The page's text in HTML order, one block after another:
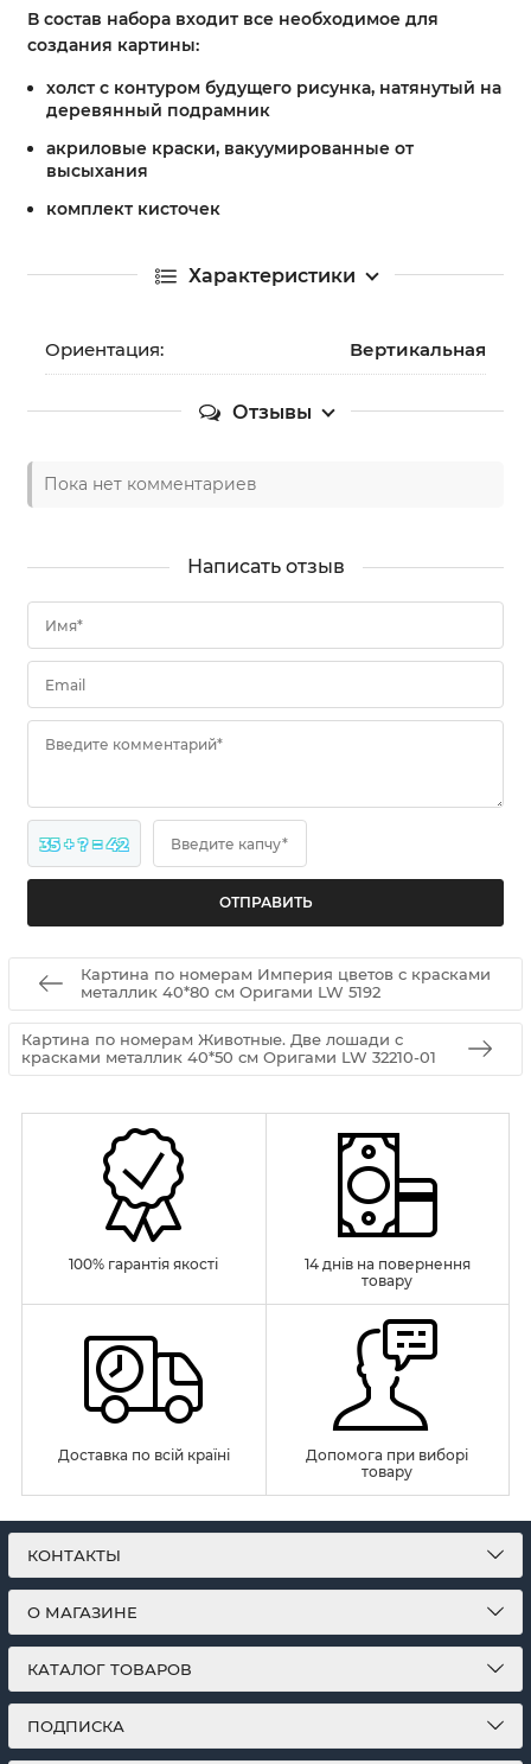
В состав набора входит все необходимое для
создания картины:
холст с контуром будущего рисунка, натянутый на
деревянный подрамник
акриловые краски, вакуумированные от
высыхания
комплект кисточек
Характеристики
Ориентация: Вертикальная
Отзывы
Пока нет комментариев
Написать отзыв
Имя*
Email
Введите комментарий*
35 + ? = 42 Введите капчу*
Картина по номерам Империя цветов с красками
металлик 40*80 см Оригами LW 5192
Картина по номерам Животные. Две лошади с
красками металлик 40*50 см Оригами LW 32210-01
100% гарантія якості
14 днів на повернення
товару
Доставка по всій країні
Допомога при виборі
товару
КОНТАКТЫ
О МАГАЗИНЕ
КАТАЛОГ ТОВАРОВ
ПОДПИСКА